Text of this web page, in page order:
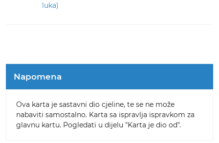
luka)
Napomena
Ova karta je sastavni dio cjeline, te se ne može
nabaviti samostalno. Karta sa ispravlja ispravkom za
glavnu kartu. Pogledati u dijelu "Karta je dio od".